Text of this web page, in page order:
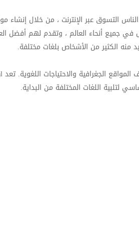
التسوق عبر الإنترنت ، من خلال
أنحاء العالم ، وتقدم لهم أفضل
الكثير من الأشخاص بلغات مختلفة.
لتلبية اللغات المختلفة من البداية.